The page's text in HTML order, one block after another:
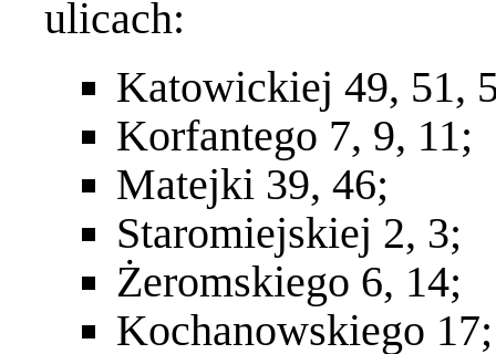
ulicach:
Katowickiej 49, 51,
Korfantego 7, 9, 11;
Matejki 39, 46;
Staromiejskiej 2, 3;
Żeromskiego 6, 14;
Kochanowskiego 17;